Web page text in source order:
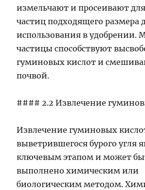
измельчают и просеивают
частиц подходящего размера
использования в удобрении.
частицы способствуют
гуминовых кислот и
почвой.
#### 2.2 Извлечение
Извлечение гуминовых
выветрившегося бурого угля
ключевым этапом и может
выполнено химическим или
биологическим методом.